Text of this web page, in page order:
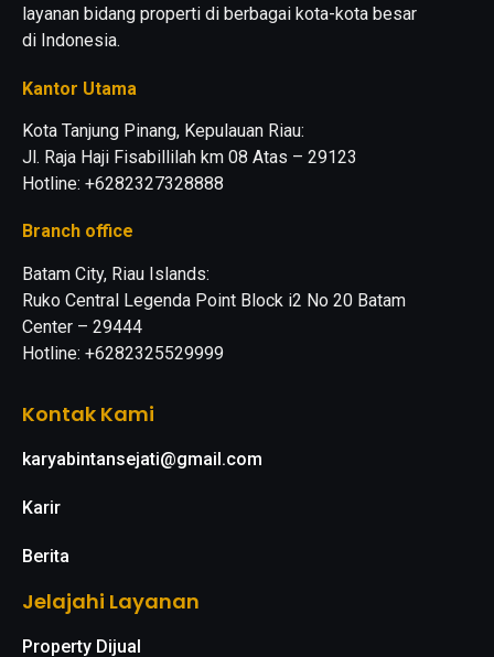
layanan bidang properti di berbagai kota-kota besar
di Indonesia.
Kantor Utama
Kota Tanjung Pinang, Kepulauan Riau:
Jl. Raja Haji Fisabillilah km 08 Atas – 29123
Hotline: +6282327328888
Branch office
Batam City, Riau Islands:
Ruko Central Legenda Point Block i2 No 20 Batam
Center – 29444
Hotline: +6282325529999
Kontak Kami
karyabintansejati@gmail.com
Karir
Berita
Jelajahi Layanan
Property Dijual